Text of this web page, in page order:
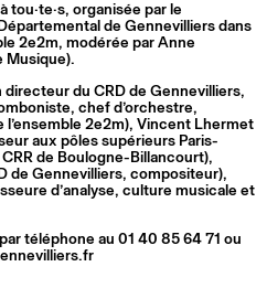
tou·te·s, organisée par le
de Gennevilliers dans
2e2m, modérée par Anne
Musique).
directeur du CRD de Gennevilliers,
chef d’orchestre,
2e2m), Vincent Lhermet
aux pôles supérieurs Paris-
de Boulogne-Billancourt),
de Gennevilliers, compositeur),
d’analyse, culture musicale et
téléphone au 01 40 85 64 71 ou